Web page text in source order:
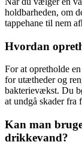
holdbarheden, om
tappehane til nem
Hvordan
For at opretholde
for utætheder og
bakterievækst. Du
at undgå skader fra
Kan man
drikkevand?